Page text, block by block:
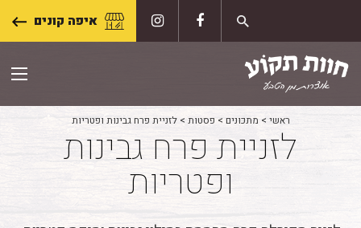
content
איפה קונים
ראשי > מתכונים > פסטות >לזניית פרח גבינות ופטריות
לזניית פרח גבינות
ופטריות